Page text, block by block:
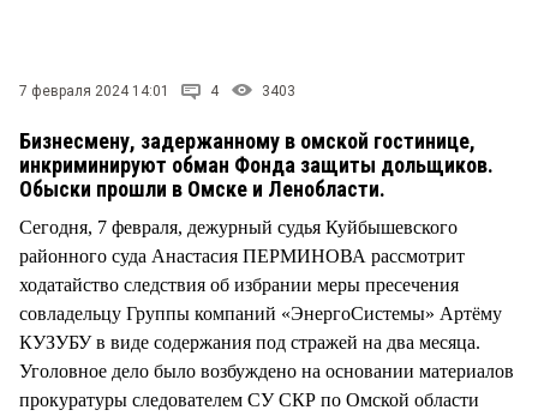
7 февраля 2024 14:01 4 3403
Бизнесмену, задержанному в омской гостинице,
инкриминируют обман Фонда защиты дольщиков.
Обыски прошли в Омске и Ленобласти.
Сегодня, 7 февраля, дежурный судья Куйбышевского
районного суда Анастасия ПЕРМИНОВА рассмотрит
ходатайство следствия об избрании меры пресечения
совладельцу Группы компаний «ЭнергоСистемы» Артёму
КУЗУБУ в виде содержания под стражей на два месяца.
Уголовное дело было возбуждено на основании материалов
прокуратуры следователем СУ СКР по Омской области